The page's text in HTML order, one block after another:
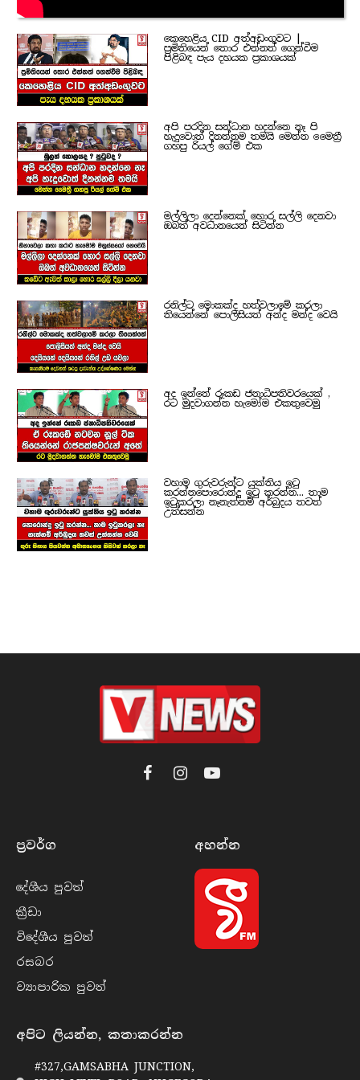
කෙහෙළිය CID අත්අඩංගුවට |
ප්‍රමිතියෙන් තොර එන්නත් ගෙන්වීම
පිළිබඳ පැය දහයක ප්‍රකාශයක්
අපි පරදින සන්ධාන හදන්නෙ නෑ පි
හැදුවොත් දිනන්නම තමයි මෙන්න මෛත්‍රී
ගහපු රියල් ගේම් එක
මල්ලිලා දෙන්නෙක් හොර සල්ලි දෙනවා
ඔබත් අවධානයෙන් සිටින්න
රනිල්ට මොකක්ද හත්වලාමේ කරලා
තියෙන්නේ පොලිසියත් අන්ද මන්ද වෙයි
අද ඉන්නේ රූකඩ ජනාධිපතිවරයෙක් ,
රට මුදවාගන්න හැමෝම එකතුවෙමු
වහාම ගුරුවරුන්ට යුක්තිය ඉටු
කරන්නපොරොන්දු ඉටු කරන්න... තාම
ඉටුකරලා නෑනැත්නම් අර්බුදය තවත්
උත්සන්න
FacebookInstagramYouTube
ප්‍රවර්​ග
දේශීය පුව​ත්
ක්‍රී​ඩා
විදේශීය පුව​ත්
රසබ​ර
ව්‍යාපාරික පුව​ත්
අහන්​න
අපිට ලියන්න, කතාකරන්න
#327,GAMSABHA JUNCTION,